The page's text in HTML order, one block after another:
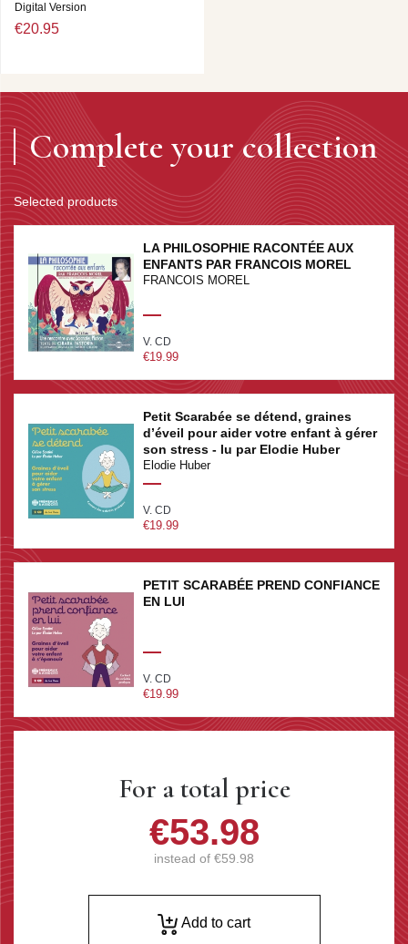
Digital Version
€20.95
Complete your collection
Selected products
LA PHILOSOPHIE RACONTÉE AUX
ENFANTS PAR FRANCOIS MOREL
FRANCOIS MOREL
V. CD
€19.99
Petit Scarabée se détend, graines
d’éveil pour aider votre enfant à gérer
son stress - lu par Elodie Huber
Elodie Huber
V. CD
€19.99
PETIT SCARABÉE PREND CONFIANCE
EN LUI
V. CD
€19.99
For a total price
€53.98
instead of €59.98
Add to cart